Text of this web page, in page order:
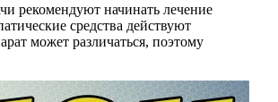
рекомендуют начинать лечение
средства действуют
может различаться, поэтому